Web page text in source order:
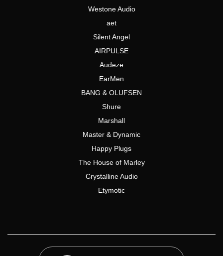
Westone Audio
aet
Silent Angel
AIRPULSE
Audeze
EarMen
BANG & OLUFSEN
Shure
Marshall
Master & Dynamic
Happy Plugs
The House of Marley
Crystalline Audio
Etymotic